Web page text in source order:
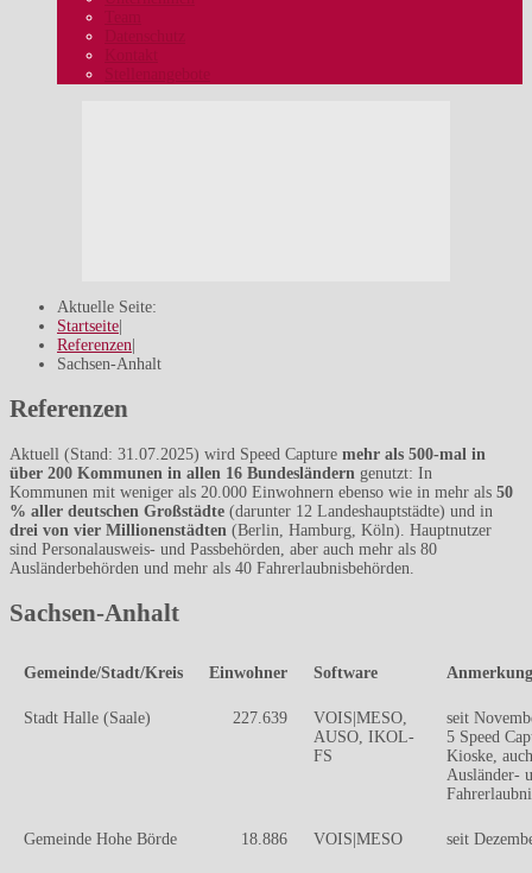
Aktuelle Seite:
Startseite
Referenzen
Sachsen-Anhalt
Referenzen
Aktuell (Stand: 31.07.2025) wird Speed Capture mehr als 500-mal in
über 200 Kommunen in allen 16 Bundesländern genutzt: In
Kommunen mit weniger als 20.000 Einwohnern ebenso wie in mehr als 50
% aller deutschen Großstädte (darunter 12 Landeshauptstädte) und in
drei von vier Millionenstädten (Berlin, Hamburg, Köln). Hauptnutzer
sind Personalausweis- und Passbehörden, aber auch mehr als 80
Ausländerbehörden und mehr als 40 Fahrerlaubnisbehörden.
Sachsen-Anhalt
Gemeinde/Stadt/Kreis Einwohner Software
Stadt Halle (Saale) 227.639
VOIS|MESO,
AUSO, IKOL-
FS
seit
5 Speed
Kioske, auch
Ausländer-
Gemeinde Hohe Börde 18.886 VOIS|MESO seit